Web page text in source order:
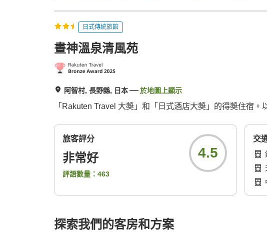
日式傳統旅館
晝神溫泉清風苑
阿智村, 長野縣, 日本 於地圖上顯示
「Rakuten Travel 大奬」和「日式酒店大奬」的得奬住宿
旅客評分
非常好
評語數量： 463
4.5
交
探索我們的客房和方案